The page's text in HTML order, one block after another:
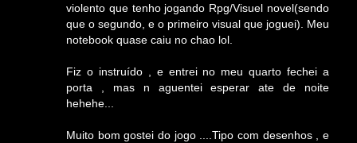
violento que tenho jogando Rpg/Visuel novel(sendo
que o segundo, e o primeiro visual que joguei). Meu
notebook quase caiu no chao lol.
Fiz o instruído , e entrei no meu quarto fechei a
porta , mas n aguentei esperar ate de noite
hehehe...
Muito bom gostei do jogo ....Tipo com desenhos , e